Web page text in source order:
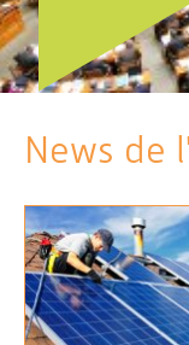
News de